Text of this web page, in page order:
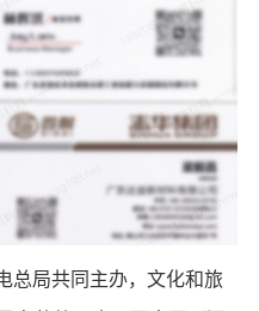
总局共同主办，文化和旅